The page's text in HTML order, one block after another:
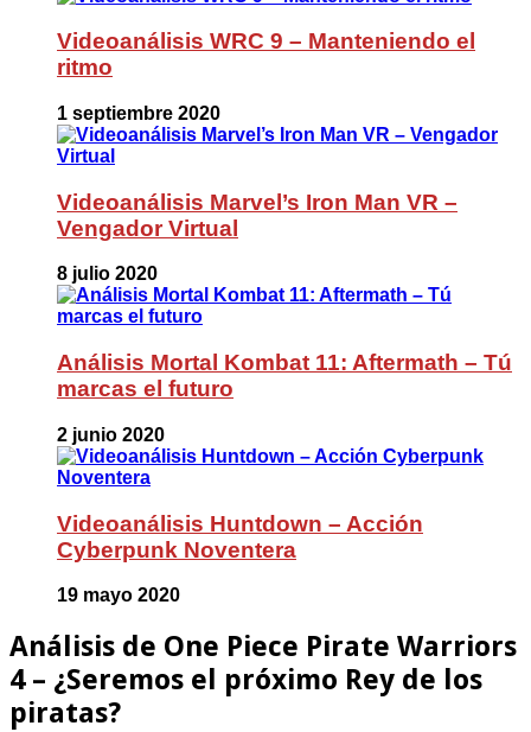
Videoanálisis WRC 9 – Manteniendo el
ritmo
1 septiembre 2020
Videoanálisis Marvel’s Iron Man VR –
Vengador Virtual
8 julio 2020
Análisis Mortal Kombat 11: Aftermath – Tú
marcas el futuro
2 junio 2020
Videoanálisis Huntdown – Acción
Cyberpunk Noventera
19 mayo 2020
Análisis de One Piece Pirate Warriors
4 – ¿Seremos el próximo Rey de los
piratas?